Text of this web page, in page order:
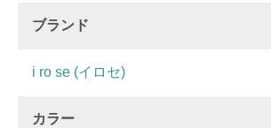
ブランド
i ro se (イロセ)
カラー